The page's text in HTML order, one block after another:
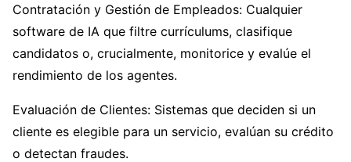
Contratación y Gestión de Empleados: Cualquier
software de IA que filtre currículums, clasifique
candidatos o, crucialmente, monitorice y evalúe el
rendimiento de los agentes.
Evaluación de Clientes: Sistemas que deciden si un
cliente es elegible para un servicio, evalúan su crédito
o detectan fraudes.